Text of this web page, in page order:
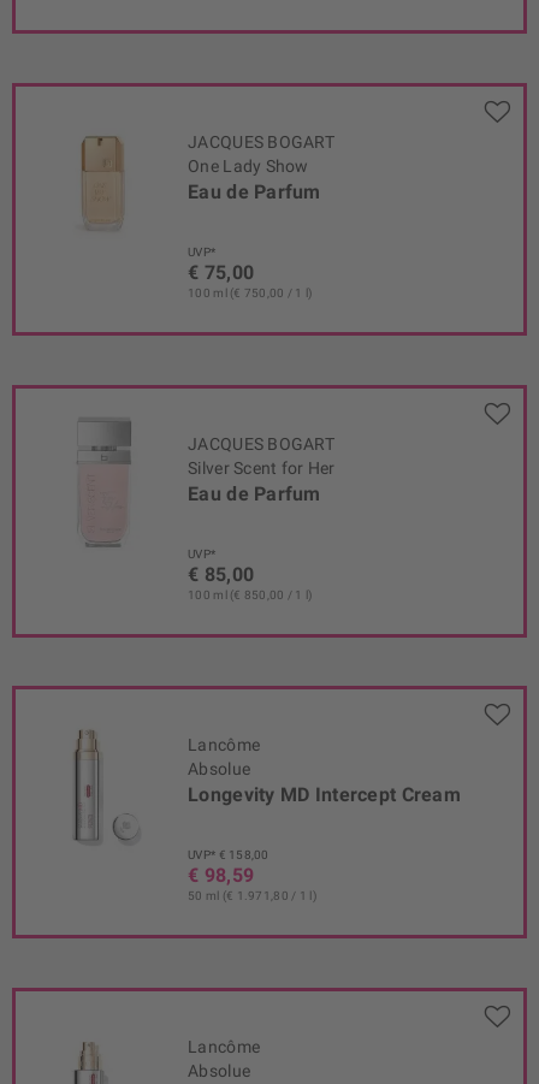
JACQUES BOGART
One Lady Show
Eau de Parfum
UVP*
€ 75,00
100 ml (€ 750,00 / 1 l)
JACQUES BOGART
Silver Scent for Her
Eau de Parfum
UVP*
€ 85,00
100 ml (€ 850,00 / 1 l)
Lancôme
Absolue
Longevity MD Intercept Cream
UVP* € 158,00
€ 98,59
50 ml (€ 1.971,80 / 1 l)
Lancôme
Absolue